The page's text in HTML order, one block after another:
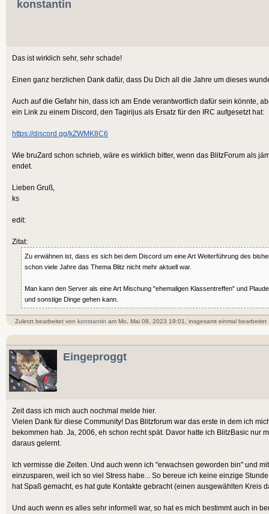
konstantin
Das ist wirklich sehr, sehr schade!
Einen ganz herzlichen Dank dafür, dass Du Dich all die Jahre um dieses
Auch auf die Gefahr hin, dass ich am Ende verantwortlich dafür sein könnte,
ein Link zu einem Discord, den Tagirijus als Ersatz für den IRC aufgesetzt hat:
https://discord.gg/kZWMK8C6
Wie bruZard schon schrieb, wäre es wirklich bitter, wenn das BlitzForum als
endet.
Lieben Gruß,
ks
edit:
Zitat:
Zu erwähnen ist, dass es sich bei dem Discord um eine Art Weiterführung des
schon viele Jahre das Thema Blitz nicht mehr aktuell war.
Man kann den Server als eine Art Mischung "ehemaligen Klassentreffen" und
und sonstige Dinge gehen kann.
Zuletzt bearbeitet von konstantin am Mo, Mai 08, 2023 19:01, insgesamt einmal bearbeitet
Eingeproggt
Zeit dass ich mich auch nochmal melde hier.
Vielen Dank für diese Community! Das Blitzforum war das erste in dem ich
bekommen hab. Ja, 2006, eh schon recht spät. Davor hatte ich BlitzBasic nur
daraus gelernt.
Ich vermisse die Zeiten. Und auch wenn ich "erwachsen geworden bin" und
einzusparen, weil ich so viel Stress habe... So bereue ich keine einzige
hat Spaß gemacht, es hat gute Kontakte gebracht (einen ausgewählten Kreis
Und auch wenn es alles sehr informell war, so hat es mich bestimmt auch in